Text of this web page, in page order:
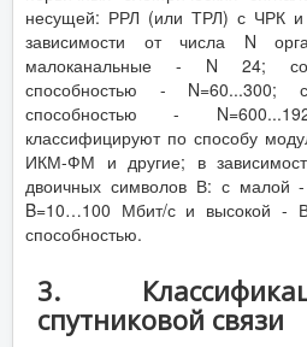
несущей: РРЛ (или ТРЛ) с
зависимости от числа N
малоканальные - N 24; со
способностью - N=60...300;
способностью -
классифицируют по способу
ИКМ-ФМ и другие; в
двоичных символов В: с малой
B=10…100 Мбит/с и высокой -
способностью.
3.
спутниковой связи